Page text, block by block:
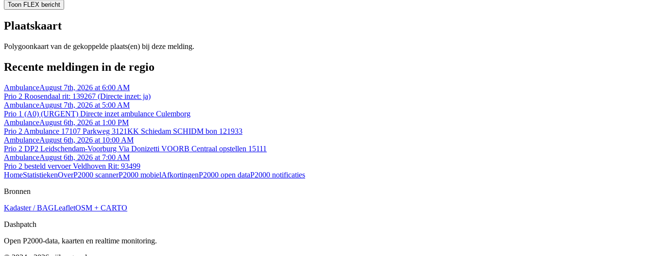
Toon FLEX bericht
Plaatskaart
Polygoonkaart van de gekoppelde plaats(en) bij deze melding.
Recente meldingen in de regio
AmbulanceAugust 7th, 2026 at 6:00 AM
Prio 2 Roosendaal rit: 139267 (Directe inzet: ja)
AmbulanceAugust 7th, 2026 at 5:00 AM
Prio 1 (A0) (URGENT) Directe inzet ambulance Culemborg
AmbulanceAugust 6th, 2026 at 1:00 PM
Prio 2 Ambulance 17107 Parkweg 3121KK Schiedam SCHIDM bon 121933
AmbulanceAugust 6th, 2026 at 10:00 AM
Prio 2 DP2 Leidschendam-Voorburg Via Donizetti VOORB Centraal opstellen 15111
AmbulanceAugust 6th, 2026 at 7:00 AM
Prio 2 besteld vervoer Veldhoven Rit: 93499
HomeStatistiekenOverP2000 scannerP2000 mobielAfkortingenP2000 open dataP2000 notificaties
Bronnen
Kadaster / BAGLeafletOSM + CARTO
Dashpatch
Open P2000-data, kaarten en realtime monitoring.